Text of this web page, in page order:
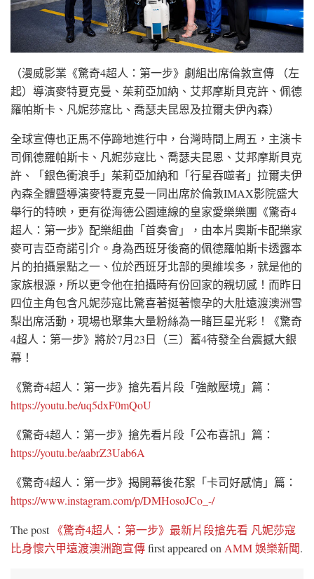
（漫威影業《驚奇4超人：第一步》劇組出席倫敦宣傳 （左
起）導演麥特夏克曼、茱莉亞加納、艾邦摩斯貝克許、佩德
羅帕斯卡、凡妮莎寇比、喬瑟夫昆恩及拉爾夫伊內森）
全球宣傳也正馬不停蹄地進行中，台灣時間上周五，主演卡
司佩德羅帕斯卡、凡妮莎寇比、喬瑟夫昆恩、艾邦摩斯貝克
許、「銀色衝浪手」茱莉亞加納和「行星吞噬者」拉爾夫伊
內森全體暨導演麥特夏克曼一同出席於倫敦IMAX影院盛大
舉行的特映，更有從海德公園連線的皇家愛樂樂團《驚奇4
超人：第一步》配樂組曲「首奏會」，由本片奧斯卡配樂家
麥可吉亞奇諾引介。身為西班牙後裔的佩德羅帕斯卡透露本
片的拍攝景點之一、位於西班牙北部的奧維埃多，就是他的
家族根源，所以更令他在拍攝時有份回家的親切感！而昨日
四位主角包含凡妮莎寇比驚喜著挺著懷孕的大肚遠渡澳洲雪
梨出席活動，現場也聚集大量粉絲為一睹巨星光彩！《驚奇
4超人：第一步》將於7月23日（三）蓄4待發全台震撼大銀
幕！
《驚奇4超人：第一步》搶先看片段「強敵壓境」篇：
https://youtu.be/uq5dxF0mQoU
《驚奇4超人：第一步》搶先看片段「公布喜訊」篇：
https://youtu.be/aabrZ3Uab6A
《驚奇4超人：第一步》揭開幕後花絮「卡司好感情」篇：
https://www.instagram.com/p/DMHosoJCo_-/
The post 《驚奇4超人：第一步》最新片段搶先看 凡妮莎寇
比身懷六甲遠渡澳洲跑宣傳first appeared onAMM 娛樂新聞.